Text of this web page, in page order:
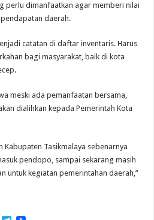
perlu dimanfaatkan agar memberi nilai
daerah.
catatan di daftar inventaris. Harus
bagi masyarakat, baik di kota
meski ada pemanfaatan bersama,
dialihkan kepada Pemerintah Kota
Kabupaten Tasikmalaya sebenarnya
pendopo, sampai sekarang masih
untuk kegiatan pemerintahan daerah,”